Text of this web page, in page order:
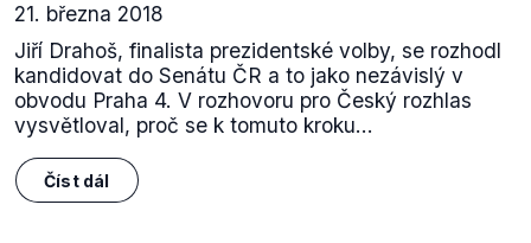
21. března 2018
Jiří Drahoš, finalista prezidentské volby, se rozhodl
kandidovat do Senátu ČR a to jako nezávislý v
obvodu Praha 4. V rozhovoru pro Český rozhlas
vysvětloval, proč se k tomuto kroku...
Číst dál